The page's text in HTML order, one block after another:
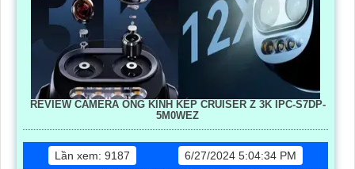
REVIEW CAMERA ỐNG KÍNH KÉP CRUISER Z 3K IPC-S7DP-
5M0WEZ
Lần xem: 9187
6/27/2024 5:04:34 PM